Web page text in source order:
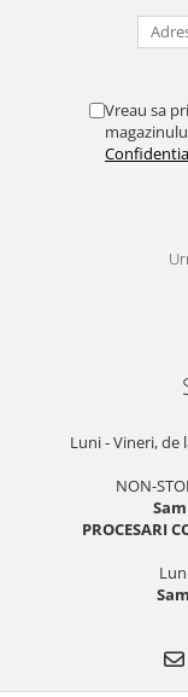
Vreau sa
Luni - Vineri, de
NON-
PROCESARI